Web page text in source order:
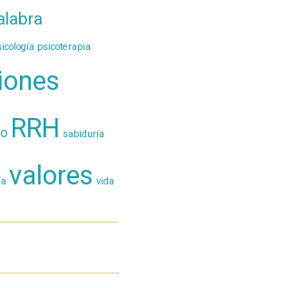
psicoterapia
RRH sabiduría
valores vida